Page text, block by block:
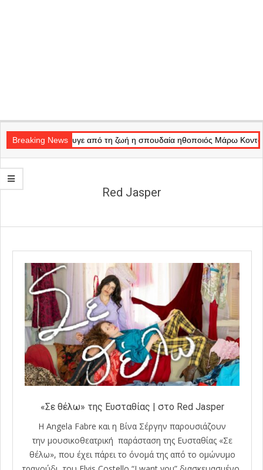
Navigation
Menu
Breaking News
Έφυγε από τη ζωή η σπουδαία ηθοποιός Μάρω Κοντού
Red Jasper
«Σε θέλω» της Ευσταθίας | στο Red Jasper
Η Angela Fabre και η Βίνα Σέργην παρουσιάζουν
την μουσικοθεατρική παράσταση της Ευσταθίας «Σε
θέλω», που έχει πάρει το όνομά της από το ομώνυμο